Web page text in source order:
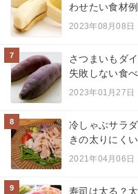
わせたい食材
2023年08月08日
7
さつまいもダ
失敗しない食
2023年01月27日
8
冷しゃぶサラ
きの太りにく
2021年04月06日
9
寿司は太る？